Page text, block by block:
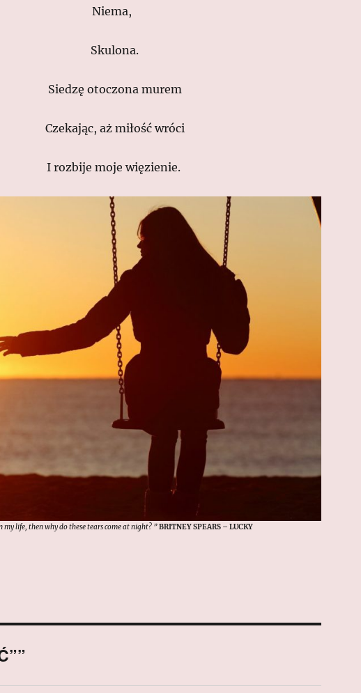
Niema,
Skulona.
Siedzę otoczona murem
Czekając, aż miłość wróci
I rozbije moje więzienie.
my life, then why do these tears come at night? ”BRITNEY SPEARS – LUCKY